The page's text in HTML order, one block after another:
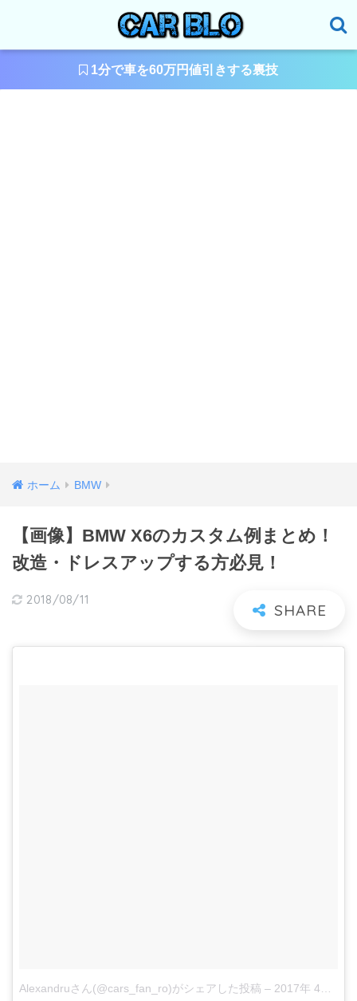
1分で車を60万円値引きする裏技
ホーム BMW
【画像】BMW X6のカスタム例まとめ！
改造・ドレスアップする方必見！
2018/08/11
Alexandruさん(@cars_fan_ro)がシェアした投稿 – 2017年 4月月21日午前7時44分PDT